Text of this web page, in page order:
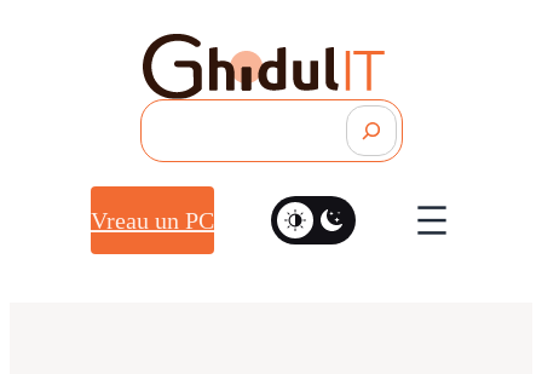
Vreau un PC